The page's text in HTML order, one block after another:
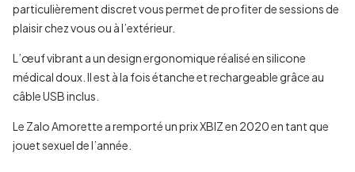
particulièrement discret vous permet de profiter de sessions de
plaisir chez vous ou à l’extérieur.
L’œuf vibrant a un design ergonomique réalisé en silicone
médical doux. Il est à la fois étanche et rechargeable grâce au
câble USB inclus.
Le Zalo Amorette a remporté un prix XBIZ en 2020 en tant que
jouet sexuel de l’année.